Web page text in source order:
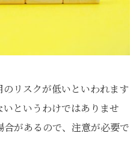
リスクが低いといわれます
というわけではありませ
があるので、注意が必要で